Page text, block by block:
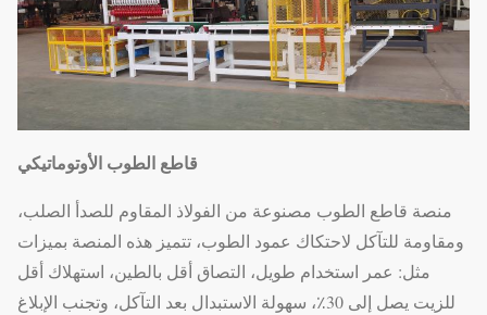
قاطع الطوب الأوتوماتيكي
منصة قاطع الطوب مصنوعة من الفولاذ المقاوم للصدأ الصلب،
ومقاومة للتآكل لاحتكاك عمود الطوب، تتميز هذه المنصة بميزات
مثل: عمر استخدام طويل، التصاق أقل بالطين، استهلاك أقل
للزيت يصل إلى 30٪، سهولة الاستبدال بعد التآكل، وتجنب الإبلاغ